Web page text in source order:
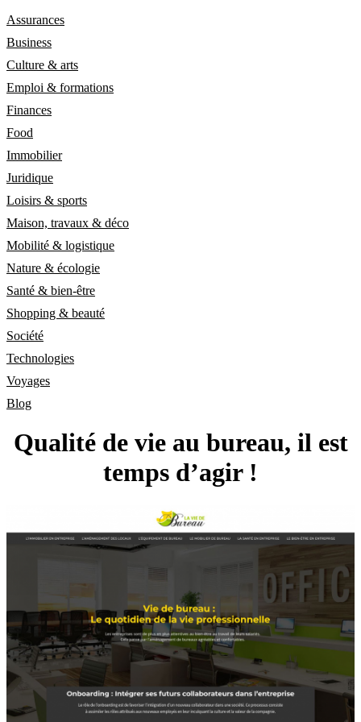
Assurances
Business
Culture & arts
Emploi & formations
Finances
Food
Immobilier
Juridique
Loisirs & sports
Maison, travaux & déco
Mobilité & logistique
Nature & écologie
Santé & bien-être
Shopping & beauté
Société
Technologies
Voyages
Blog
Qualité de vie au bureau, il est
temps d’agir !